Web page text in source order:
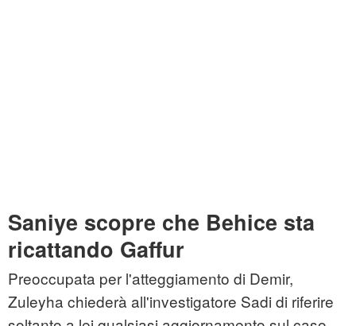
Saniye scopre che Behice sta
ricattando Gaffur
Preoccupata per l'atteggiamento di Demir,
Zuleyha chiederà all'investigatore Sadi di riferire